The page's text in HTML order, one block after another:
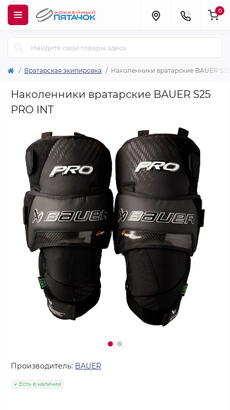
0
Вратарская экипировка Наколенники вратарские BAUER
Наколенники вратарские BAUER S25
PRO INT
Производитель: BAUER
Есть в наличии